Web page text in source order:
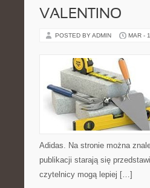
VALENTINO
POSTED BY ADMIN MAR -
Adidas. Na stronie można
publikacji starają się
czytelnicy mogą lepiej […]